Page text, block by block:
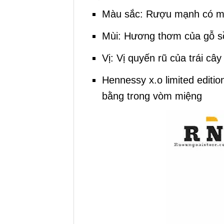
Màu sắc: Rượu mạnh có
Mùi: Hương thơm của gỗ
Vị: Vị quyến rũ của trái
Hennessy x.o limited
bằng trong vòm miệng